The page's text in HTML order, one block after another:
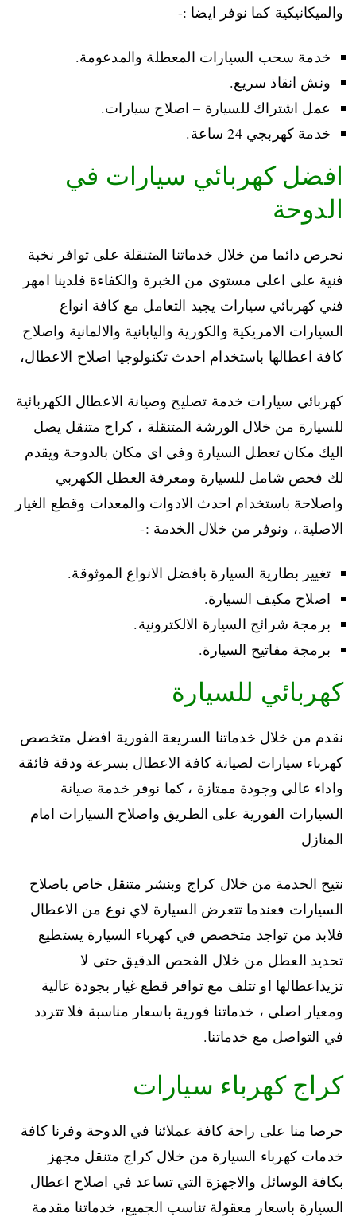
والميكانيكية كما نوفر ايضا :-
خدمة سحب السيارات المعطلة والمدعومة.
ونش انقاذ سريع.
عمل اشتراك للسيارة – اصلاح سيارات.
خدمة كهربجي 24 ساعة.
افضل كهربائي سيارات في
الدوحة
نحرص دائما من خلال خدماتنا المتنقلة على توافر نخبة
فنية على اعلى مستوى من الخبرة والكفاءة فلدينا امهر
فني كهربائي سيارات يجيد التعامل مع كافة انواع
السيارات الامريكية والكورية واليابانية والالمانية واصلاح
كافة اعطالها باستخدام احدث تكنولوجيا اصلاح الاعطال،
كهربائي سيارات خدمة تصليح وصيانة الاعطال الكهربائية
للسيارة من خلال الورشة المتنقلة ، كراج متنقل يصل
اليك مكان تعطل السيارة وفي اي مكان بالدوحة ويقدم
لك فحص شامل للسيارة ومعرفة العطل الكهربي
واصلاحة باستخدام احدث الادوات والمعدات وقطع الغيار
الاصلية.، ونوفر من خلال الخدمة :-
تغيير بطارية السيارة بافضل الانواع الموثوقة.
اصلاح مكيف السيارة.
برمجة شرائح السيارة الالكترونية.
برمجة مفاتيح السيارة.
كهربائي للسيارة
نقدم من خلال خدماتنا السريعة الفورية افضل متخصص
كهرباء سيارات لصيانة كافة الاعطال بسرعة ودقة فائقة
واداء عالي وجودة ممتازة ، كما نوفر خدمة صيانة
السيارات الفورية على الطريق واصلاح السيارات امام
المنازل
نتيح الخدمة من خلال كراج وبنشر متنقل خاص باصلاح
السيارات فعندما تتعرض السيارة لاي نوع من الاعطال
فلابد من تواجد متخصص في كهرباء السيارة يستطيع
تحديد العطل من خلال الفحص الدقيق حتى لا
تزيداعطالها او تتلف مع توافر قطع غيار بجودة عالية
ومعيار اصلي ، خدماتنا فورية باسعار مناسبة فلا تتردد
في التواصل مع خدماتنا.
كراج كهرباء سيارات
حرصا منا على راحة كافة عملائنا في الدوحة وفرنا كافة
خدمات كهرباء السيارة من خلال كراج متنقل مجهز
بكافة الوسائل والاجهزة التي تساعد في اصلاح اعطال
السيارة باسعار معقولة تناسب الجميع، خدماتنا مقدمة